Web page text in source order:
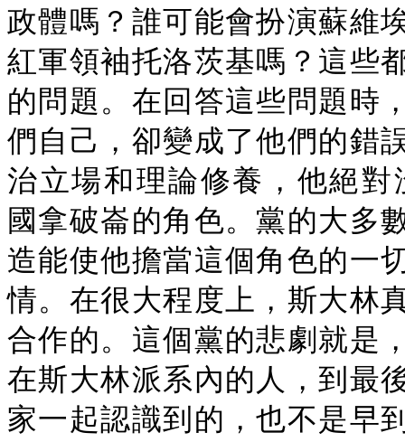
政體嗎？誰可能會扮演蘇維
紅軍領袖托洛茨基嗎？這些
的問題。在回答這些問題時
們自己，卻變成了他們的錯
治立場和理論修養，他絕
國拿破崙的角色。黨的大多
造能使他擔當這個角色的一
情。在很大程度上，斯大林
合作的。這個黨的悲劇就是
在斯大林派系內的人，到最
家一起認識到的，也不是早